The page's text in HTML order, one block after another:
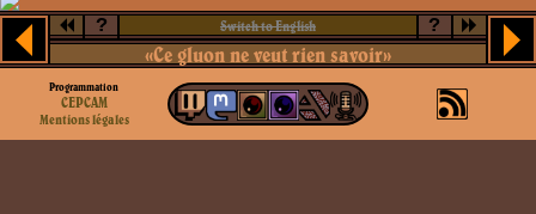
? Switch to English ?
«Ce gluon ne veut rien savoir»
Programmation
CEPCAM
Mentions légales